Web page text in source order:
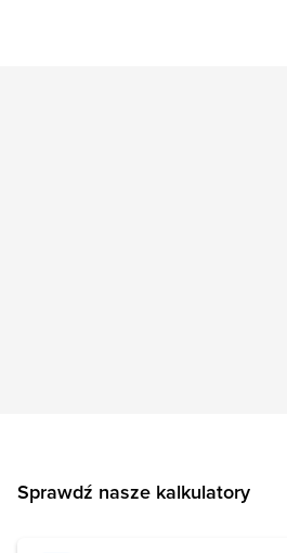
Sprawdź nasze kalkulatory